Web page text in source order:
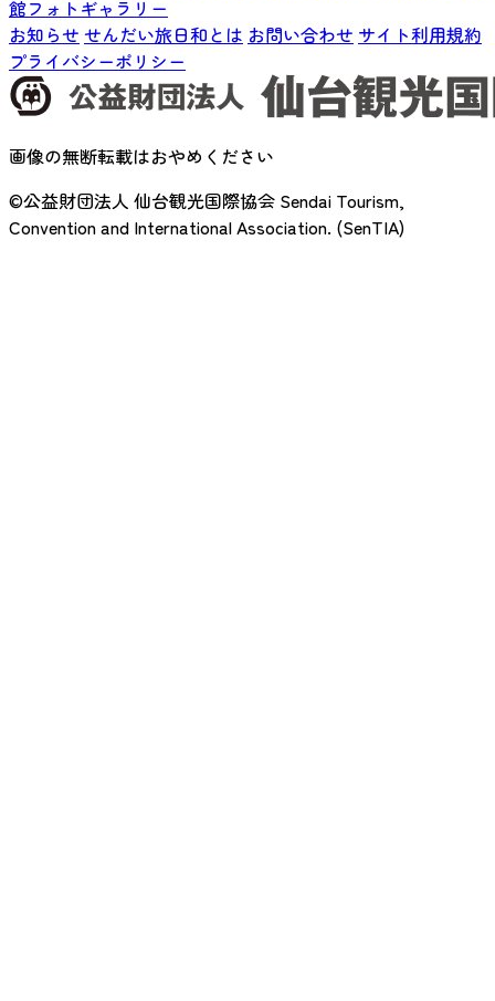
館フォトギャラリー
お知らせ せんだい旅日和とは お問い合わせ サイト利用規約
プライバシーポリシー
画像の無断転載はおやめください
©公益財団法人 仙台観光国際協会 Sendai Tourism,
Convention and International Association. (SenTIA)